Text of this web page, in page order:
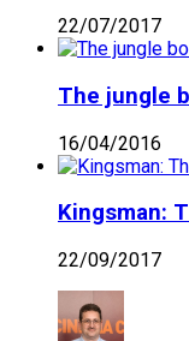
22/07/2017
The jungle
16/04/2016
Kingsman:
22/09/2017